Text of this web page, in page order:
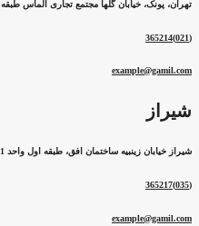
تهران، پونک، خیابان گلها مجتمع تجاری الماس طبقه 3 واحد 201
(021)365214
example@gamil.com
شیراز
شیراز خیابان زینبیه ساختمان افق، طبقه اول واحد 701
(035)365217
example@gamil.com